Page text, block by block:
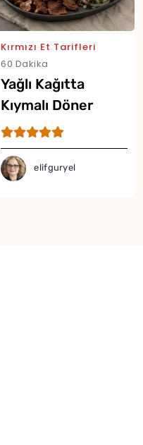
Kırmızı Et Tarifleri
60 Dakika
Yağlı Kağıtta
Kıymalı Döner
Tarifi
elifguryel